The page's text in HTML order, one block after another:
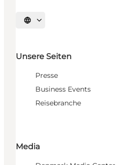
Sprache auswählen
Unsere Seiten
Presse
Business Events
Reisebranche
Media